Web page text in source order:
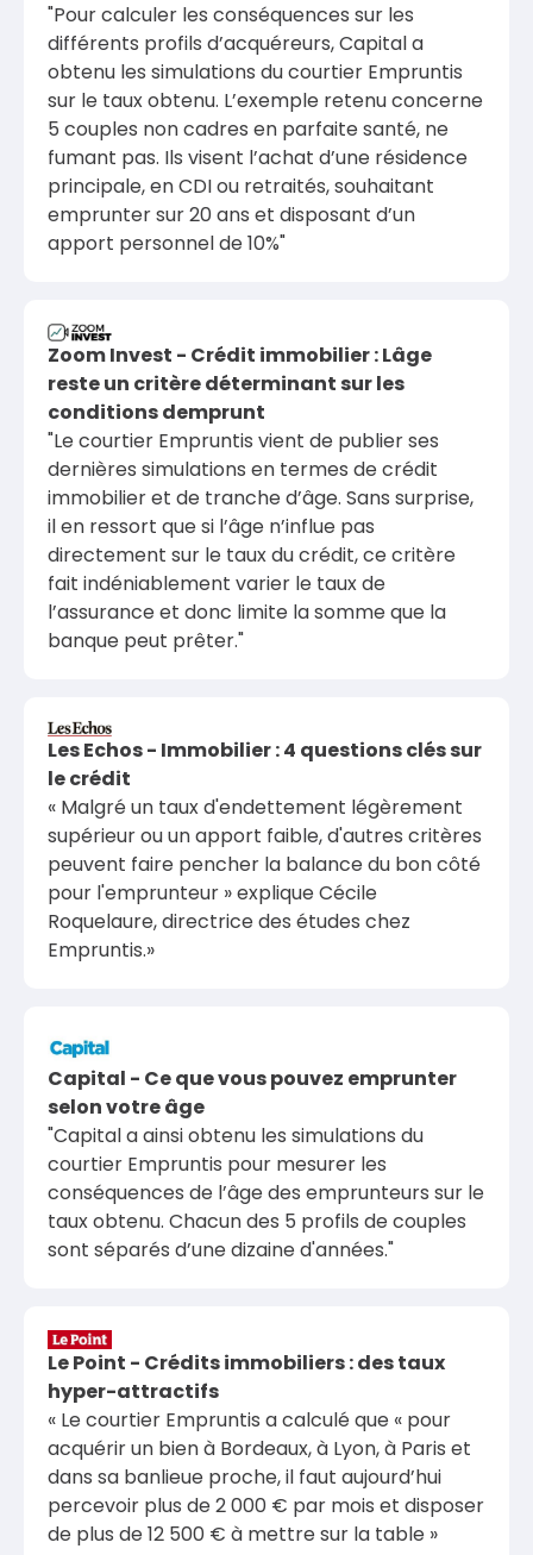
"Pour calculer les conséquences sur les
différents profils d’acquéreurs, Capital a
obtenu les simulations du courtier Empruntis
sur le taux obtenu. L’exemple retenu concerne
5 couples non cadres en parfaite santé, ne
fumant pas. Ils visent l’achat d’une résidence
principale, en CDI ou retraités, souhaitant
emprunter sur 20 ans et disposant d’un
apport personnel de 10%"
Zoom Invest - Crédit immobilier : Lâge
reste un critère déterminant sur les
conditions demprunt
"Le courtier Empruntis vient de publier ses
dernières simulations en termes de crédit
immobilier et de tranche d’âge. Sans surprise,
il en ressort que si l’âge n’influe pas
directement sur le taux du crédit, ce critère
fait indéniablement varier le taux de
l’assurance et donc limite la somme que la
banque peut prêter."
Les Echos - Immobilier : 4 questions clés sur
le crédit
« Malgré un taux d'endettement légèrement
supérieur ou un apport faible, d'autres critères
peuvent faire pencher la balance du bon côté
pour l'emprunteur » explique Cécile
Roquelaure, directrice des études chez
Empruntis.»
Capital - Ce que vous pouvez emprunter
selon votre âge
"Capital a ainsi obtenu les simulations du
courtier Empruntis pour mesurer les
conséquences de l’âge des emprunteurs sur le
taux obtenu. Chacun des 5 profils de couples
sont séparés d’une dizaine d'années."
Le Point - Crédits immobiliers : des taux
hyper-attractifs
« Le courtier Empruntis a calculé que « pour
acquérir un bien à Bordeaux, à Lyon, à Paris et
dans sa banlieue proche, il faut aujourd’hui
percevoir plus de 2 000 € par mois et disposer
de plus de 12 500 € à mettre sur la table »